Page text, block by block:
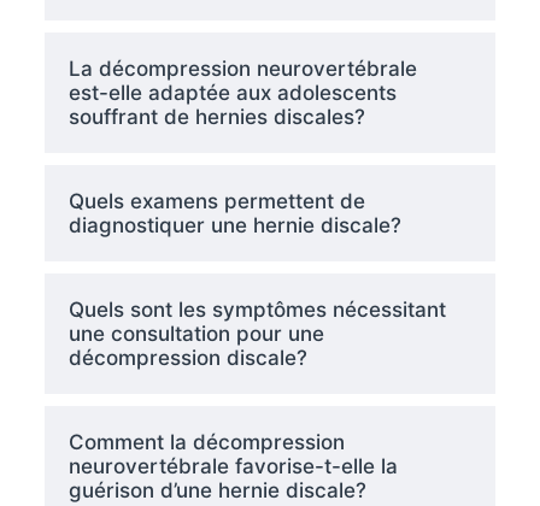
La décompression neurovertébrale
est-elle adaptée aux adolescents
souffrant de hernies discales?
Quels examens permettent de
diagnostiquer une hernie discale?
Quels sont les symptômes nécessitant
une consultation pour une
décompression discale?
Comment la décompression
neurovertébrale favorise-t-elle la
guérison d’une hernie discale?